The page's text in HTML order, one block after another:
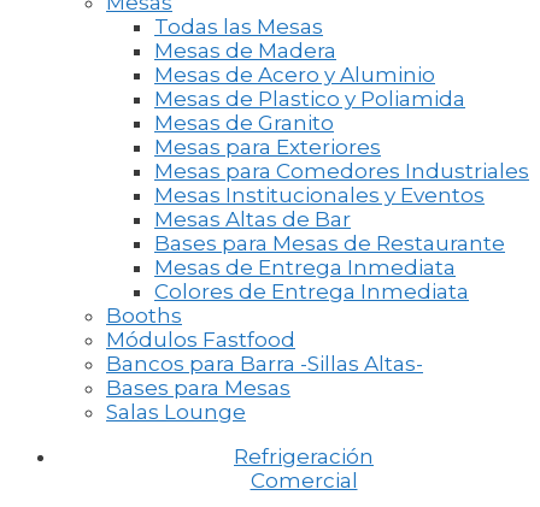
Todas las Mesas
Mesas de Madera
Mesas de Acero y Aluminio
Mesas de Plastico y Poliamida
Mesas de Granito
Mesas para Exteriores
Mesas para Comedores Industriales
Mesas Institucionales y Eventos
Mesas Altas de Bar
Bases para Mesas de Restaurante
Mesas de Entrega Inmediata
Colores de Entrega Inmediata
Booths
Módulos Fastfood
Bancos para Barra -Sillas Altas-
Bases para Mesas
Salas Lounge
Refrigeración
Comercial